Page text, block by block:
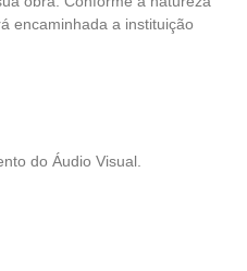
encaminhada a instituição
do Áudio Visual.